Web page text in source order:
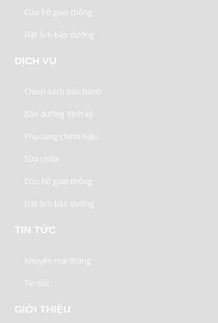
Cứu hộ giao thông
Đặt lịch bảo dưỡng
DỊCH VỤ
Chính sách bảo hành
Bảo dưỡng định kỳ
Phụ tùng chính hiệu
Sửa chữa
Cứu hộ giao thông
Đặt lịch bảo dưỡng
TIN TỨC
Khuyến mại tháng
Tin tức
GIỚI THIỆU